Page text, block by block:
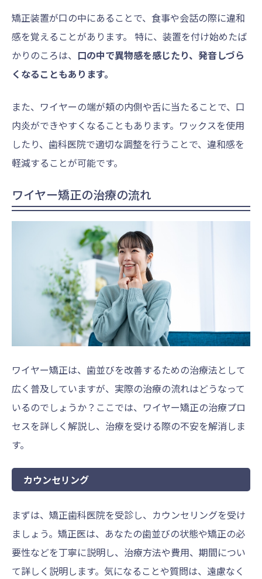
矯正装置が口の中にあることで、食事や会話の際に違和
感を覚えることがあります。 特に、装置を付け始めたば
かりのころは、 口の中で異物感を感じたり、発音しづら
くなることもあります。
また、ワイヤーの端が頬の内側や舌に当たることで、口
内炎ができやすくなることもあります。ワックスを使用
したり、歯科医院で適切な調整を行うことで、違和感を
軽減することが可能です。
ワイヤー矯正の治療の流れ
ワイヤー矯正は、歯並びを改善するための治療法として
広く普及していますが、実際の治療の流れはどうなって
いるのでしょうか？ここでは、ワイヤー矯正の治療プロ
セスを詳しく解説し、治療を受ける際の不安を解消しま
す。
カウンセリング
まずは、矯正歯科医院を受診し、カウンセリングを受け
ましょう。矯正医は、あなたの歯並びの状態や矯正の必
要性などを丁寧に説明し、治療方法や費用、期間につい
て詳しく説明します。気になることや質問は、遠慮なく